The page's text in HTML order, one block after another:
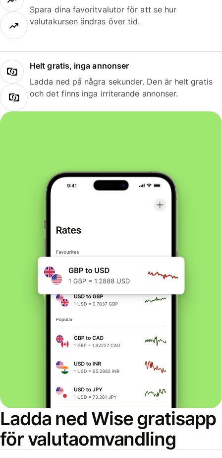
Spara dina favoritvalutor för att se hur
valutakursen ändras över tid.
Helt gratis, inga annonser
Ladda ned på några sekunder. Den är helt gratis
och det finns inga irriterande annonser.
Ladda ned Wise gratisapp
för valutaomvandling